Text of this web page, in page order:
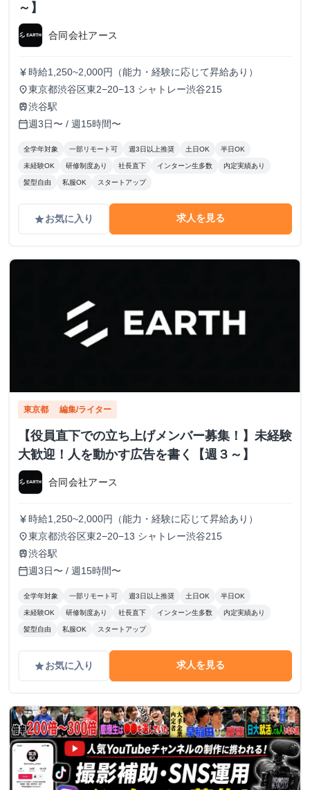
～】
合同会社アース
currency_yen 時給1,250~2,000円（能力・経験に応じて昇給あり）
place東京都渋谷区東2−20−13 シャトレー渋谷215
train渋谷駅
calendar_today週3日〜 / 週15時間〜
全学年対象 一部リモート可 週3日以上推奨 土日OK 半日OK
未経験OK 研修制度あり 社長直下 インターン生多数 内定実績あり
髪型自由 私服OK スタートアップ
gradeお気に入り 求人を見る
東京都 編集/ライター
【役員直下での立ち上げメンバー募集！】未経験
大歓迎！人を動かす広告を書く【週３～】
合同会社アース
currency_yen 時給1,250~2,000円（能力・経験に応じて昇給あり）
place東京都渋谷区東2−20−13 シャトレー渋谷215
train渋谷駅
calendar_today週3日〜 / 週15時間〜
全学年対象 一部リモート可 週3日以上推奨 土日OK 半日OK
未経験OK 研修制度あり 社長直下 インターン生多数 内定実績あり
髪型自由 私服OK スタートアップ
gradeお気に入り 求人を見る